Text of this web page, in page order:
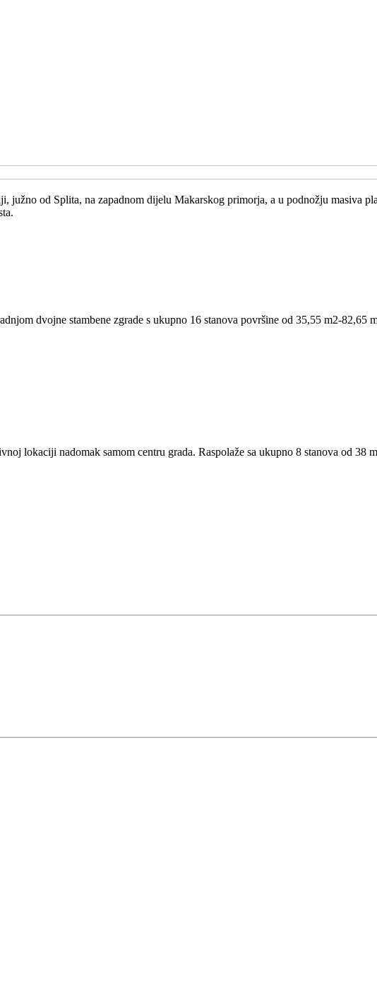
južno od Splita, na zapadnom dijelu Makarskog primorja, a u podnožju masiva
dvojne stambene zgrade s ukupno 16 stanova površine od 35,55 m2-82,65
lokaciji nadomak samom centru grada. Raspolaže sa ukupno 8 stanova od 38